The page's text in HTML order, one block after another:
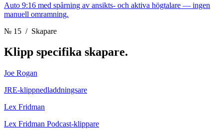
Auto 9:16 med spårning av ansikts- och aktiva högtalare — ingen
manuell omramning.
№ 15 / Skapare
Klipp specifika skapare.
Joe Rogan
JRE-klippnedladdningsare
Lex Fridman
Lex Fridman Podcast-klippare